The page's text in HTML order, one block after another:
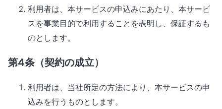
利用者は、本サービスの申込みにあたり、本サービ
スを事業目的で利用することを表明し、保証するも
のとします。
第4条（契約の成立）
利用者は、当社所定の方法により、本サービスの申
込みを行うものとします。